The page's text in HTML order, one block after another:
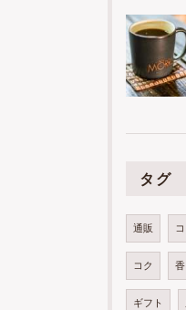
タグ
通販
コク
ギフト